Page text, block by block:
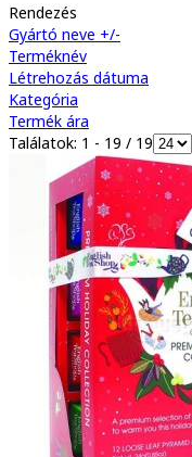
Rendezés
Gyártó neve +/-
Terméknév
Létrehozás dátuma
Kategória
Termék ára
Találatok: 1 - 19 / 19